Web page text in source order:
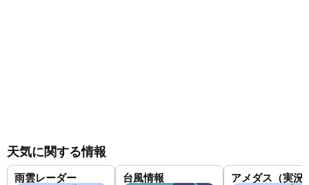
天気に関する情報
雨雲レーダー 台風情報 アメダス（実況